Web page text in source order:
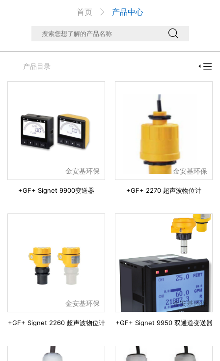
首页  产品中心

产品目录  
金安基环保
+GF+ Signet 9900变送器
金安基环保
+GF+ 2270 超声波物位计
金安基环保
+GF+ Signet 2260 超声波物位计
金安基环保
+GF+ Signet 9950 双通道变送器